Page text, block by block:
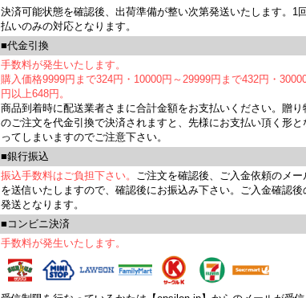
決済可能状態を確認後、出荷準備が整い次第発送いたします。1回
払いのみの対応となります。
■代金引換
手数料が発生いたします。
購入価格9999円まで324円・10000円～29999円まで432円・
円以上648円。
商品到着時に配送業者さまに合計金額をお支払いください。贈り
のご注文を代金引換で決済されますと、先様にお支払い頂く形と
ってしまいますのでご注意下さい。
■銀行振込
振込手数料はご負担下さい。 ご注文を確認後、ご入金依頼のメー
を送信いたしますので、確認後にお振込み下さい。ご入金確認後
発送となります。
■コンビニ決済
手数料が発生いたします。